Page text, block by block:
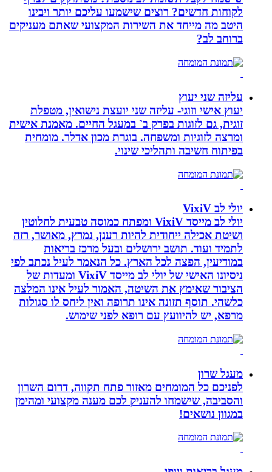
לקוחות חדשים? רוצים שישמעו עליכם יותר ויבינו
היטב מה מייחד את השירות המקצועי שאתם מעניקים
ברוחב לב?
עליזה שני יעוץ
יעוץ אישי וזוגי- עליזה שני יועצת נישואין, מטפלת
זוגית, גם לזוגות בפרק ב` במעגל החיים. מאמנת אישית
ומרצה לזוגיות ומשפחה. בוגרת מכון אדלר. מומחית
בפיתוח חשיבה ותהליכי שינוי.
יולי לב VixiV
יולי לב מייסד VixiV ומפתח כמוסה טבעית לחלוטין
ושיטת אכילה ייחודית להיות רענן, נמרץ, מאושר, רזה
לתמיד ועוד. תושב ירושלים ובעל מרכז בריאות
במודיעין, הפצה לכל הארץ. כל הנאמר לעיל נכתב לפי
ניסיונו האישי של יולי לב מייסד VixiV ומעדות של
הציבור שאימץ את השיטה, האמור לעיל אינו המלצה
כלשהי. תוסף תזונה אינו תרופה ואין ליחס לו סגולות
מרפא, יש להיוועץ עם רופא לפני שימוש.
מעגל שרון
לפניכם כל המומחים מאזור פתח תקווה, דרום השרון
והסביבה, שישמחו להעניק לכם מענה מקצועי ומהימן
במגוון נושאים!